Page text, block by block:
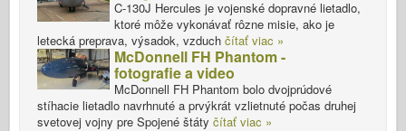
C-130J Hercules je vojenské dopravné lietadlo,
ktoré môže vykonávať rôzne misie, ako je
letecká preprava, výsadok, vzduch čítať viac »
McDonnell FH Phantom -
fotografie a video
McDonnell FH Phantom bolo dvojprúdové
stíhacie lietadlo navrhnuté a prvýkrát vzlietnuté počas druhej
svetovej vojny pre Spojené štáty čítať viac »